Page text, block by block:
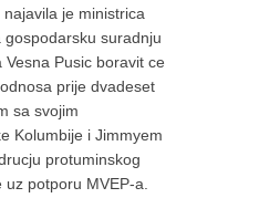
je ministrica
suradnju
Pusic boravit ce
prije dvadeset
sa svojim
Kolumbije i Jimmyem
protuminskog
potporu MVEP-a.